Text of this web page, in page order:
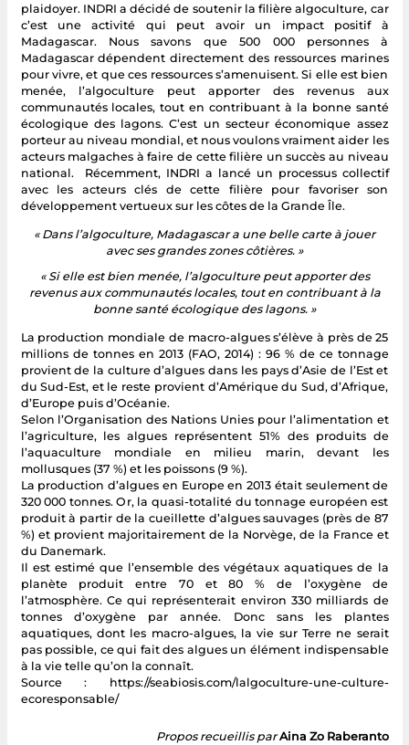
plaidoyer. INDRI a décidé de soutenir la filière algoculture, car
c’est une activité qui peut avoir un impact positif à
Madagascar. Nous savons que 500 000 personnes à
Madagascar dépendent directement des ressources marines
pour vivre, et que ces ressources s’amenuisent. Si elle est bien
menée, l’algoculture peut apporter des revenus aux
communautés locales, tout en contribuant à la bonne santé
écologique des lagons. C’est un secteur économique assez
porteur au niveau mondial, et nous voulons vraiment aider les
acteurs malgaches à faire de cette filière un succès au niveau
national. Récemment, INDRI a lancé un processus collectif
avec les acteurs clés de cette filière pour favoriser son
développement vertueux sur les côtes de la Grande Île.
« Dans l’algoculture, Madagascar a une belle carte à jouer
avec ses grandes zones côtières. »
« Si elle est bien menée, l’algoculture peut apporter des
revenus aux communautés locales, tout en contribuant à la
bonne santé écologique des lagons. »
La production mondiale de macro-algues s’élève à près de 25
millions de tonnes en 2013 (FAO, 2014) : 96 % de ce tonnage
provient de la culture d’algues dans les pays d’Asie de l’Est et
du Sud-Est, et le reste provient d’Amérique du Sud, d’Afrique,
d’Europe puis d’Océanie.
Selon l’Organisation des Nations Unies pour l’alimentation et
l’agriculture, les algues représentent 51% des produits de
l’aquaculture mondiale en milieu marin, devant les
mollusques (37 %) et les poissons (9 %).
La production d’algues en Europe en 2013 était seulement de
320 000 tonnes. Or, la quasi-totalité du tonnage européen est
produit à partir de la cueillette d’algues sauvages (près de 87
%) et provient majoritairement de la Norvège, de la France et
du Danemark.
Il est estimé que l’ensemble des végétaux aquatiques de la
planète produit entre 70 et 80 % de l’oxygène de
l’atmosphère. Ce qui représenterait environ 330 milliards de
tonnes d’oxygène par année. Donc sans les plantes
aquatiques, dont les macro-algues, la vie sur Terre ne serait
pas possible, ce qui fait des algues un élément indispensable
à la vie telle qu’on la connaît.
Source : https://seabiosis.com/lalgoculture-une-culture-
ecoresponsable/
Propos recueillis par Aina Zo Raberanto